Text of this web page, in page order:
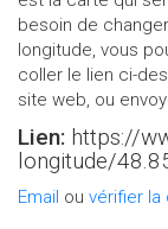
besoin de
longitude, vous
coller le lien ci-
site web, ou
Lien: https://
longitude/
Email ou vérifier la